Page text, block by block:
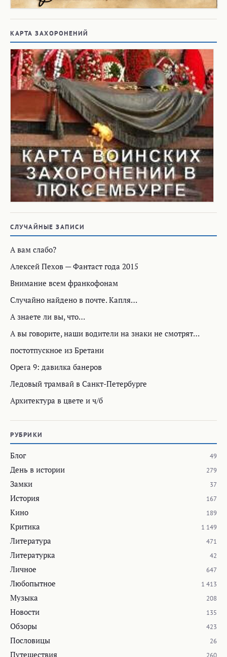
КАРТА ЗАХОРОНЕНИЙ
СЛУЧАЙНЫЕ ЗАПИСИ
А вам слабо?
Алексей Пехов — Фантаст года 2015
Внимание всем франкофонам
Случайно найдено в почте. Капля…
А знаете ли вы, что…
А вы говорите, наши водители на знаки не смотрят…
постотпускное из Бретани
Opera 9: давилка банеров
Ледовый трамвай в Санкт-Петербурге
Архитектура в цвете и ч/б
РУБРИКИ
Блог 49
День в истории 279
Замки 37
История 167
Кино 189
Критика 1 149
Литература 471
Литературка 42
Личное 647
Любопытное 1 413
Музыка 208
Новости 135
Обзоры 423
Пословицы 26
Путешествия 260